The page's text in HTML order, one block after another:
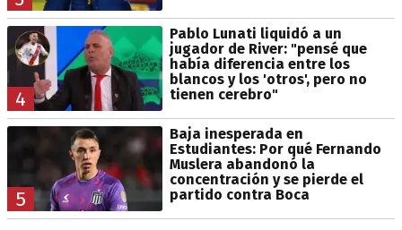
4
Pablo Lunati liquidó a un
jugador de River: "pensé que
había diferencia entre los
blancos y los 'otros', pero no
tienen cerebro"
5
Baja inesperada en
Estudiantes: Por qué Fernando
Muslera abandonó la
concentración y se pierde el
partido contra Boca